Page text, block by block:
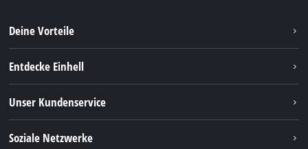
Deine Vorteile
Entdecke Einhell
Einhell Germany AG
Unser Kundenservice
Soziale Netzwerke